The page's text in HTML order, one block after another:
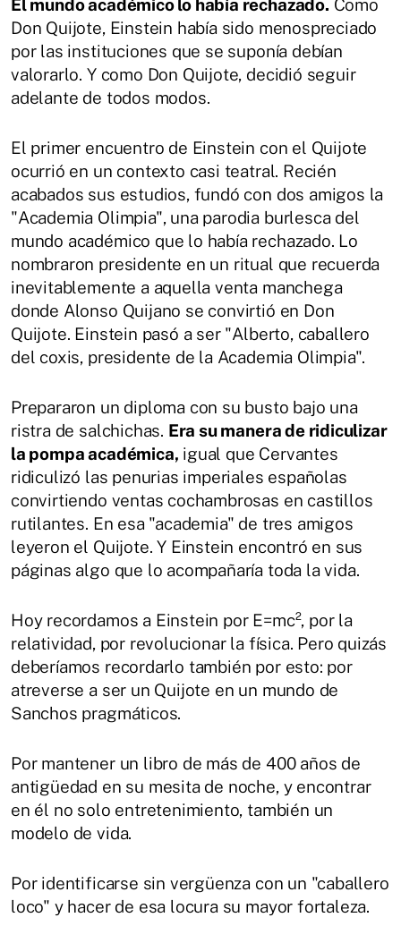
El mundo académico lo había rechazado. Como
Don Quijote, Einstein había sido menospreciado
por las instituciones que se suponía debían
valorarlo. Y como Don Quijote, decidió seguir
adelante de todos modos.
El primer encuentro de Einstein con el Quijote
ocurrió en un contexto casi teatral. Recién
acabados sus estudios, fundó con dos amigos la
"Academia Olimpia", una parodia burlesca del
mundo académico que lo había rechazado. Lo
nombraron presidente en un ritual que recuerda
inevitablemente a aquella venta manchega
donde Alonso Quijano se convirtió en Don
Quijote. Einstein pasó a ser "Alberto, caballero
del coxis, presidente de la Academia Olimpia".
Prepararon un diploma con su busto bajo una
ristra de salchichas. Era su manera de ridiculizar
la pompa académica, igual que Cervantes
ridiculizó las penurias imperiales españolas
convirtiendo ventas cochambrosas en castillos
rutilantes. En esa "academia" de tres amigos
leyeron el Quijote. Y Einstein encontró en sus
páginas algo que lo acompañaría toda la vida.
Hoy recordamos a Einstein por E=mc², por la
relatividad, por revolucionar la física. Pero quizás
deberíamos recordarlo también por esto: por
atreverse a ser un Quijote en un mundo de
Sanchos pragmáticos.
Por mantener un libro de más de 400 años de
antigüedad en su mesita de noche, y encontrar
en él no solo entretenimiento, también un
modelo de vida.
Por identificarse sin vergüenza con un "caballero
loco" y hacer de esa locura su mayor fortaleza.